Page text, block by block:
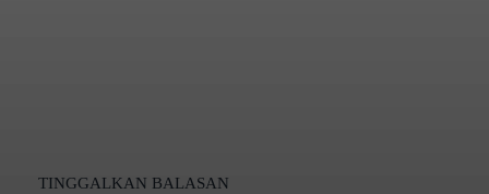
TINGGALKAN BALASAN